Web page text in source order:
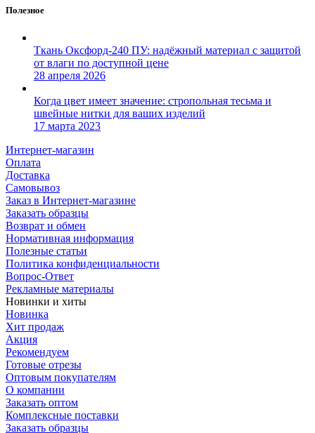
Полезное
Ткань Оксфорд-240 ПУ: надёжный материал с защитой
от влаги по доступной цене
28 апреля 2026
Когда цвет имеет значение: стропольная тесьма и
швейные нитки для ваших изделий
17 марта 2023
Интернет-магазин
Оплата
Доставка
Самовывоз
Заказ в Интернет-магазине
Заказать образцы
Возврат и обмен
Нормативная информация
Полезные статьи
Политика конфиденциальности
Вопрос-Ответ
Рекламные материалы
Новинки и хиты
Новинка
Хит продаж
Акция
Рекомендуем
Готовые отрезы
Оптовым покупателям
О компании
Заказать оптом
Комплексные поставки
Заказать образцы